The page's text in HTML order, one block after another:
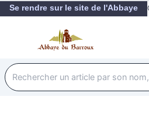
Se rendre sur le site de l'Abbaye